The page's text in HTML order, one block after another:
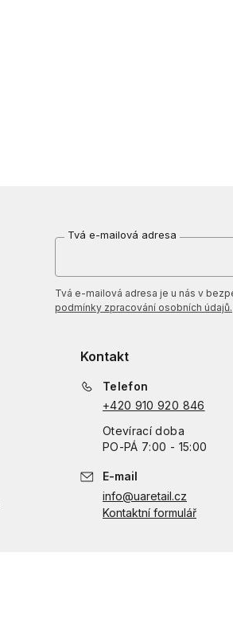
Tvá e-mailová adresa
Tvá e-mailová adresa je u nás v
podmínky zpracování osobních údajů.
Kontakt
Telefon
+420 910 920 846
Otevírací doba
PO-PÁ 7:00 - 15:00
E-mail
info@uaretail.cz
Kontaktní formulář